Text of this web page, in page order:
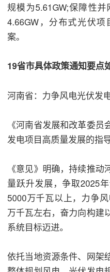
规模为5.61GW;保障性
4.66GW，分布式光伏
案。
19省市具体政策通知要点
河南省：力争风电光伏发
《河南省发展和改革委
发电项目高质量发展的指
《意见》明确，持续推
量跃升发展，争取2025
5000万千瓦以上，力争
万千瓦左右，奋力向构建
系统目标迈进。
依托当地资源条件、网架